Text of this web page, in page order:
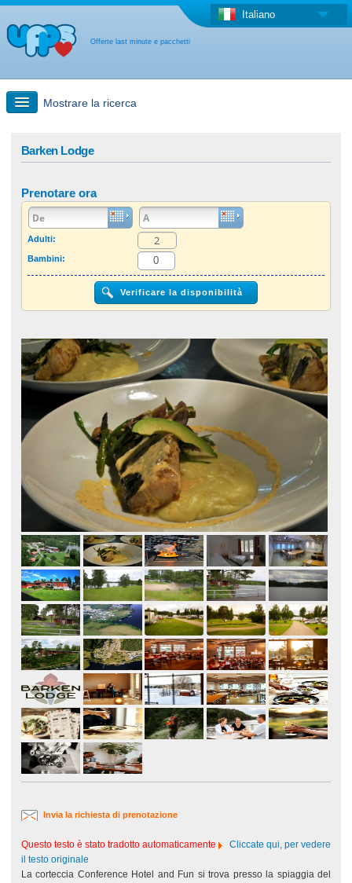
Offerte last minute e pacchetti
Italiano
Mostrare la ricerca
Offerta last minute + Offerta forfettaria
Altro paese
Barken Lodge
Prenotare ora
Adulti:
Bambini:
Invia la richiesta di prenotazione
Questo testo è stato tradotto automaticamente
Cliccate qui, per vedere
il testo originale
La corteccia Conference Hotel and Fun si trova presso la spiaggia del